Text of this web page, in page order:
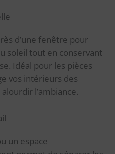
d’une fenêtre pour
soleil tout en conservant
Idéal pour les pièces
vos intérieurs des
l’ambiance.
un espace